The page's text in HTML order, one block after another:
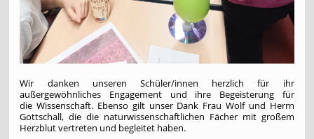
Wir danken unseren Schüler/innen herzlich für ihr
außergewöhnliches Engagement und ihre Begeisterung für
die Wissenschaft. Ebenso gilt unser Dank Frau Wolf und Herrn
Gottschall, die die naturwissenschaftlichen Fächer mit großem
Herzblut vertreten und begleitet haben.